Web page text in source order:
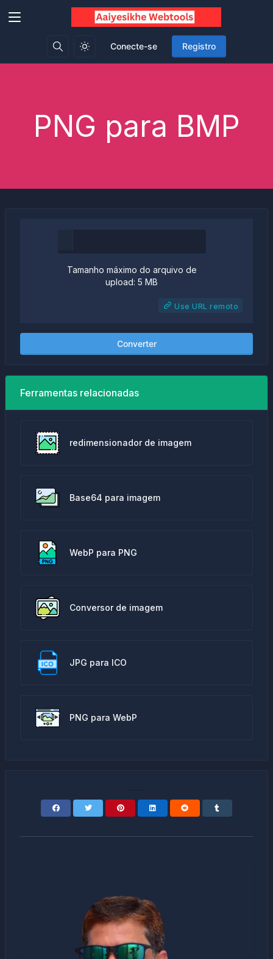
Conecte-se Registro
PNG para BMP
Tamanho máximo do arquivo de
upload: 5 MB
Use URL remoto
Converter
Ferramentas relacionadas
redimensionador de imagem
Base64 para imagem
WebP para PNG
Conversor de imagem
JPG para ICO
PNG para WebP